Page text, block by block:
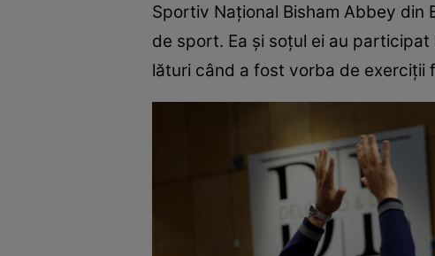
Sportiv Național Bisham Abbey din
de sport. Ea și soțul ei au
lături când a fost vorba de exerciții